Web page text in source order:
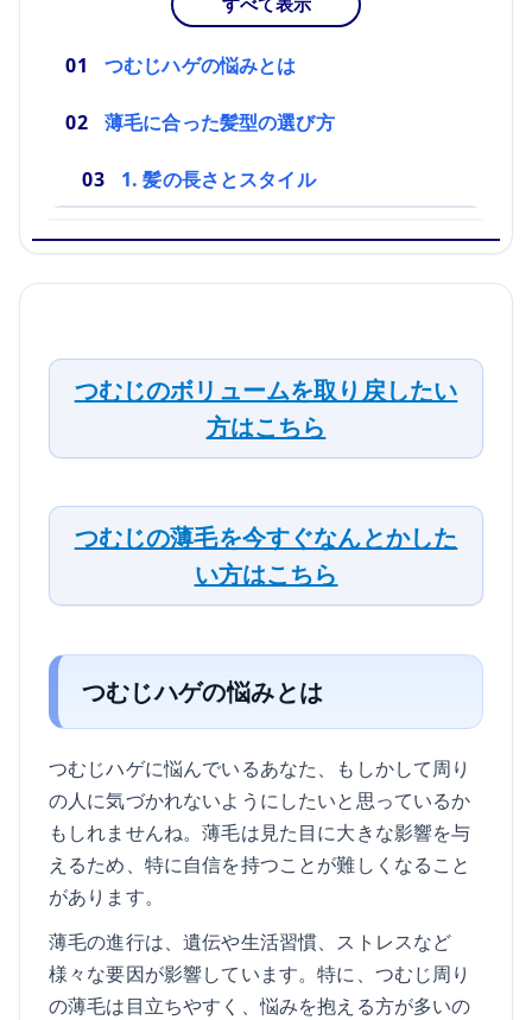
すべて表示
つむじハゲの悩みとは
薄毛に合った髪型の選び方
1. 髪の長さとスタイル
つむじのボリュームを取り戻したい
方はこちら
つむじの薄毛を今すぐなんとかした
い方はこちら
つむじハゲの悩みとは
つむじハゲに悩んでいるあなた、もしかして周り
の人に気づかれないようにしたいと思っているか
もしれませんね。薄毛は見た目に大きな影響を与
えるため、特に自信を持つことが難しくなること
があります。
薄毛の進行は、遺伝や生活習慣、ストレスなど
様々な要因が影響しています。特に、つむじ周り
の薄毛は目立ちやすく、悩みを抱える方が多いの